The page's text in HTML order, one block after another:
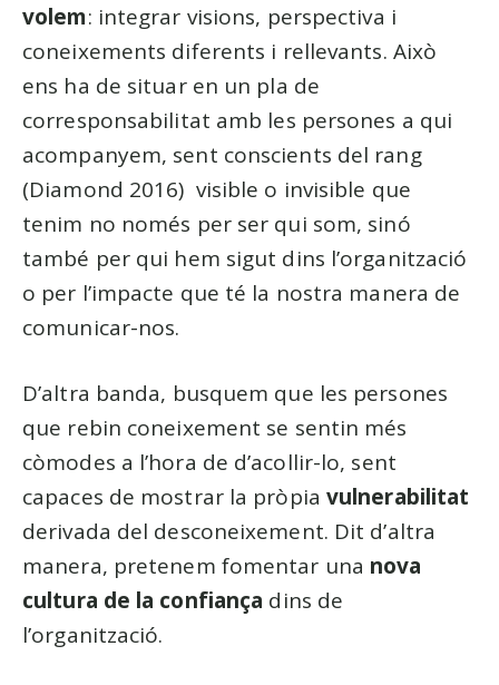
volem: integrar visions, perspectiva i
coneixements diferents i rellevants. Això
ens ha de situar en un pla de
corresponsabilitat amb les persones a qui
acompanyem, sent conscients del rang
(Diamond 2016) visible o invisible que
tenim no només per ser qui som, sinó
també per qui hem sigut dins l’organització
o per l’impacte que té la nostra manera de
comunicar-nos.
D’altra banda, busquem que les persones
que rebin coneixement se sentin més
còmodes a l’hora de d’acollir-lo, sent
capaces de mostrar la pròpia vulnerabilitat
derivada del desconeixement. Dit d’altra
manera, pretenem fomentar una nova
cultura de la confiança dins de
l’organització.